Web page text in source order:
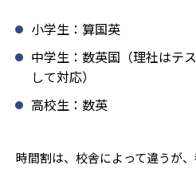
小学生：算国英
中学生：数英国（理社はテ
して対応）
高校生：数英
時間割は、校舎によって違うが